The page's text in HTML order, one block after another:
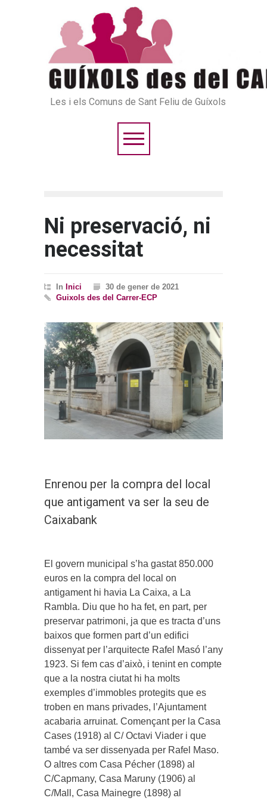
Les i els Comuns de Sant Feliu de Guíxols
Ni preservació, ni
necessitat
In Inici
30 de gener de 2021
Guixols des del Carrer-ECP
Enrenou per la compra del local
que antigament va ser la seu de
Caixabank
El govern municipal s’ha gastat 850.000
euros en la compra del local on
antigament hi havia La Caixa, a La
Rambla. Diu que ho ha fet, en part, per
preservar patrimoni, ja que es tracta d’uns
baixos que formen part d’un edifici
dissenyat per l’arquitecte Rafel Masó l’any
1923. Si fem cas d’això, i tenint en compte
que a la nostra ciutat hi ha molts
exemples d’immobles protegits que es
troben en mans privades, l’Ajuntament
acabaria arruinat. Començant per la Casa
Cases (1918) al C/ Octavi Viader i que
també va ser dissenyada per Rafel Maso.
O altres com Casa Pécher (1898) al
C/Capmany, Casa Maruny (1906) al
C/Mall, Casa Mainegre (1898) al